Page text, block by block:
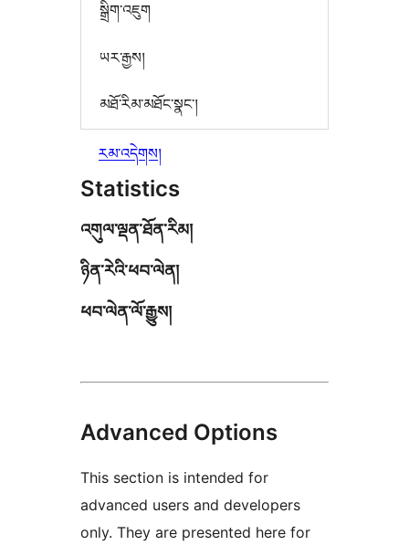
སྒྲིག་འཇུག
ཡར་རྒྱས།
མཐོ་རིམ་མཐོང་སྣང་།
རམ་འདེགས།
Statistics
འགུལ་ལྡན་ཐོན་རིམ།
ཉིན་རེའི་ཕབ་ལེན།
ཕབ་ལེན་ལོ་རྒྱུས།
Advanced Options
This section is intended for
advanced users and developers
only. They are presented here for